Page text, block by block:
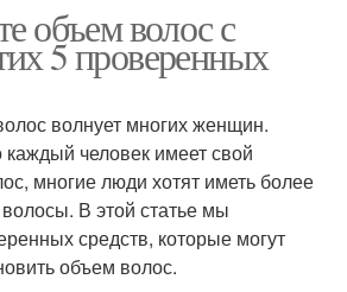
объем волос с
5 проверенных
волнует многих женщин.
человек имеет свой
многие люди хотят иметь более
В этой статье мы
средств, которые могут
объем волос.